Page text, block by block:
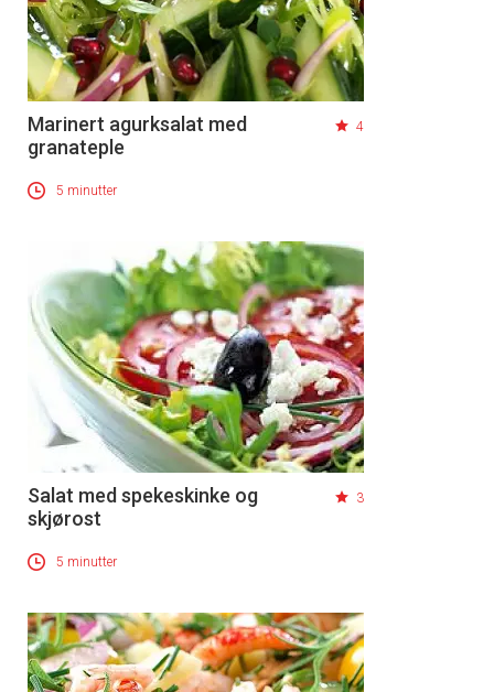
Marinert agurksalat med
granateple
4
5 minutter
Salat med spekeskinke og
skjørost
3
5 minutter